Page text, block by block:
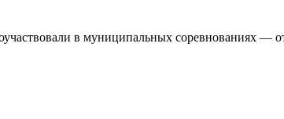
в муниципальных соревнованиях —